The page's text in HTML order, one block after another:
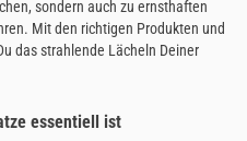
sondern auch zu ernsthaften
Mit den richtigen Produkten und
das strahlende Lächeln Deiner
essentiell ist